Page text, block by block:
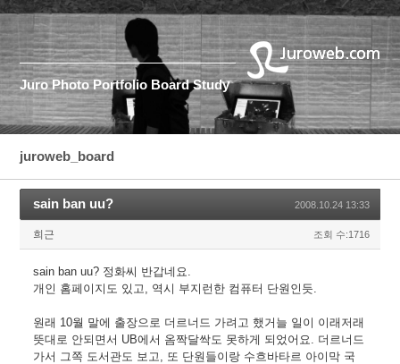
Juro Photo Portfolio Board Study
juroweb_board
sain ban uu? 2008.10.24 13:33
희근 조회 수:1716
sain ban uu? 정화씨 반갑네요.
개인 홈페이지도 있고, 역시 부지런한 컴퓨터 단원인듯.
원래 10월 말에 출장으로 더르너드 가려고 했거늘 일이 이래저래
뜻대로 안되면서 UB에서 옴짝달싹도 못하게 되었어요. 더르너드
가서 그쪽 도서관도 보고, 또 단원들이랑 수흐바타르 아이막 국